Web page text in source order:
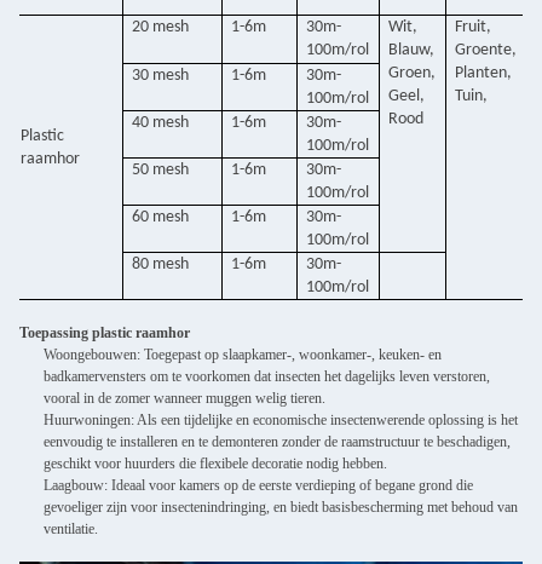
Plastic
raamhor
20 mesh 1-6m
30m-
100m/rol
Wit,
Blauw,
Groen,
Geel,
Rood
Fruit,
Groente,
Planten,
Tuin,
30 mesh 1-6m
30m-
100m/rol
40 mesh
1-6m
30m-
100m/rol
50 mesh
1-6m
30m-
100m/rol
60 mesh
1-6m
30m-
100m/rol
80 mesh
1-6m
30m-
100m/rol
Toepassing plastic raamhor
Woongebouwen: Toegepast op slaapkamer-, woonkamer-, keuken- en
badkamervensters om te voorkomen dat insecten het dagelijks leven verstoren,
vooral in de zomer wanneer muggen welig tieren.
Huurwoningen: Als een tijdelijke en economische insectenwerende oplossing is het
eenvoudig te installeren en te demonteren zonder de raamstructuur te beschadigen,
geschikt voor huurders die flexibele decoratie nodig hebben.
Laagbouw: Ideaal voor kamers op de eerste verdieping of begane grond die
gevoeliger zijn voor insectenindringing, en biedt basisbescherming met behoud van
ventilatie.